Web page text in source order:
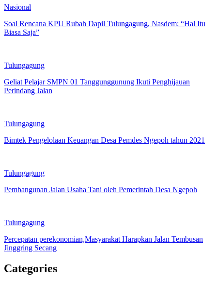
Nasional
Soal Rencana KPU Rubah Dapil Tulungagung, Nasdem: “Hal Itu
Biasa Saja”
Tulungagung
Geliat Pelajar SMPN 01 Tanggunggunung Ikuti Penghijauan
Perindang Jalan
Tulungagung
Bimtek Pengelolaan Keuangan Desa Pemdes Ngepoh tahun 2021
Tulungagung
Pembangunan Jalan Usaha Tani oleh Pemerintah Desa Ngepoh
Tulungagung
Percepatan perekonomian,Masyarakat Harapkan Jalan Tembusan
Jinggring Secang
Categories